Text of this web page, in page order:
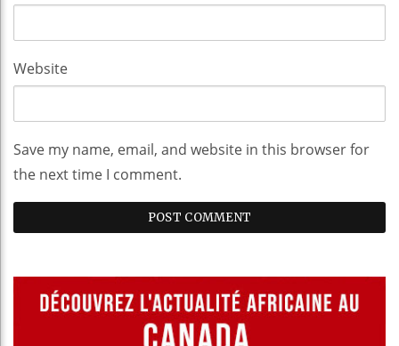
Website
Save my name, email, and website in this browser for
the next time I comment.